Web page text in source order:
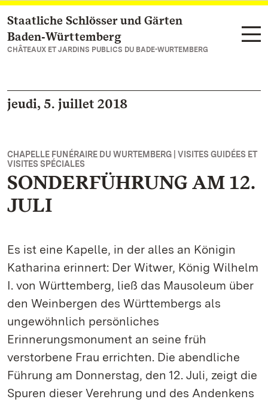
Vers la page d’accueil
Staatliche Schlösser und Gärten
Baden‑Württemberg
CHÂTEAUX ET JARDINS PUBLICS DU BADE-WURTEMBERG
jeudi, 5. juillet 2018
CHAPELLE FUNÉRAIRE DU WURTEMBERG | VISITES GUIDÉES ET
VISITES SPÉCIALES
SONDERFÜHRUNG AM 12.
JULI
Es ist eine Kapelle, in der alles an Königin
Katharina erinnert: Der Witwer, König Wilhelm
I. von Württemberg, ließ das Mausoleum über
den Weinbergen des Württembergs als
ungewöhnlich persönliches
Erinnerungsmonument an seine früh
verstorbene Frau errichten. Die abendliche
Führung am Donnerstag, den 12. Juli, zeigt die
Spuren dieser Verehrung und des Andenkens